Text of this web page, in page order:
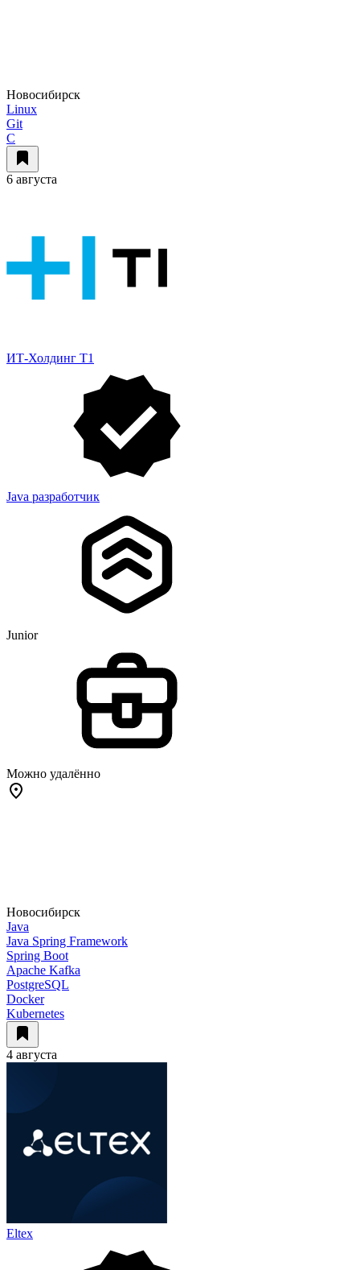
Новосибирск
Linux
Git
C
6 августа
ИТ-Холдинг Т1
Java разработчик
Junior
Можно удалённо
Новосибирск
Java
Java Spring Framework
Spring Boot
Apache Kafka
PostgreSQL
Docker
Kubernetes
4 августа
Eltex